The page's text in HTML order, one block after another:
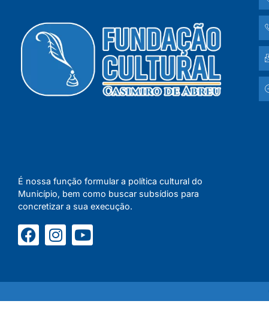
É nossa função formular a política cultural do
Município, bem como buscar subsídios para
concretizar a sua execução.